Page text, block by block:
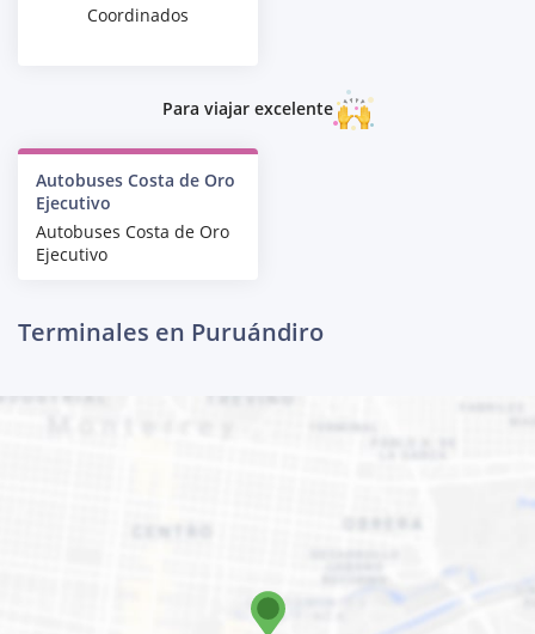
Coordinados
Para viajar excelente
Autobuses Costa de Oro
Ejecutivo
Autobuses Costa de Oro
Ejecutivo
Terminales en Puruándiro